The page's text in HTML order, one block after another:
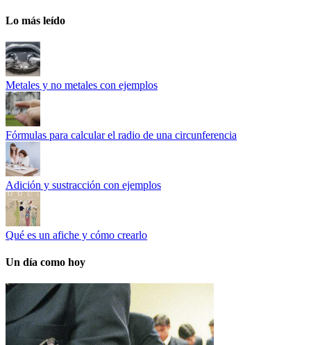
Lo más leído
Metales y no metales con ejemplos
Fórmulas para calcular el radio de una circunferencia
Adición y sustracción con ejemplos
Qué es un afiche y cómo crearlo
Un día como hoy